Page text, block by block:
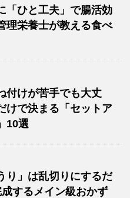
「ひと工夫」で腸活効
理栄養士が教える食べ
付けが苦手でも大丈
けで決まる「セットア
10選
り」は乱切りにするだ
するメイン級おかず